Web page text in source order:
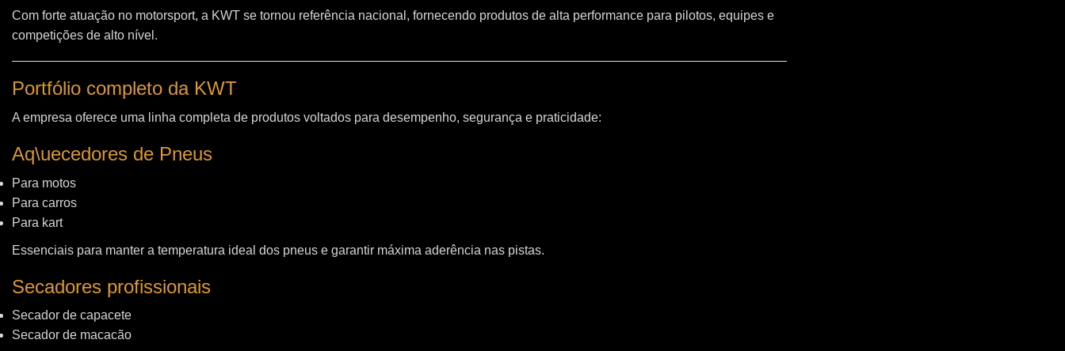
Com forte atuação no motorsport, a KWT se tornou referência nacional, fornecendo produtos de alta performance para pilotos, equipes e
competições de alto nível.
Portfólio completo da KWT
A empresa oferece uma linha completa de produtos voltados para desempenho, segurança e praticidade:
Aq\uecedores de Pneus
Para motos
Para carros
Para kart
Essenciais para manter a temperatura ideal dos pneus e garantir máxima aderência nas pistas.
Secadores profissionais
Secador de capacete
Secador de macacão